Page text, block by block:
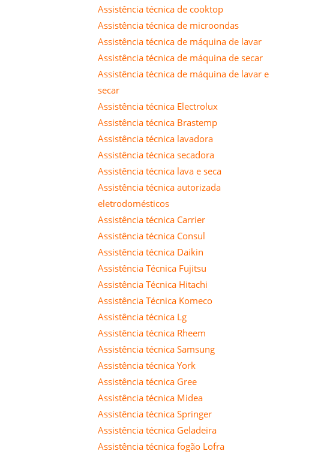
Assistência técnica de cooktop
Assistência técnica de microondas
Assistência técnica de máquina de lavar
Assistência técnica de máquina de secar
Assistência técnica de máquina de lavar e
secar
Assistência técnica Electrolux
Assistência técnica Brastemp
Assistência técnica lavadora
Assistência técnica secadora
Assistência técnica lava e seca
Assistência técnica autorizada
eletrodomésticos
Assistência técnica Carrier
Assistência técnica Consul
Assistência técnica Daikin
Assistência Técnica Fujitsu
Assistência Técnica Hitachi
Assistência Técnica Komeco
Assistência técnica Lg
Assistência técnica Rheem
Assistência técnica Samsung
Assistência técnica York
Assistência técnica Gree
Assistência técnica Midea
Assistência técnica Springer
Assistência técnica Geladeira
Assistência técnica fogão Lofra